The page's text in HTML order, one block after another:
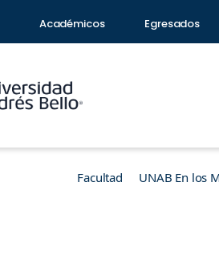
Académicos Egresados
Facultad UNAB En los